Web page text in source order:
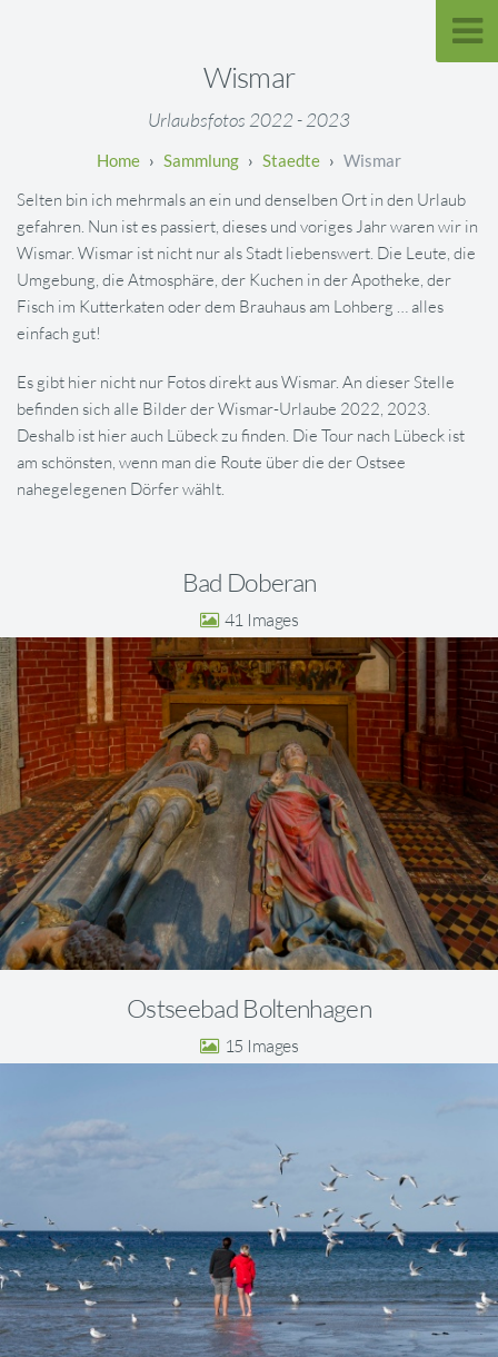
Wismar
Urlaubsfotos 2022 - 2023
Sammlung Staedte Wismar
Selten bin ich mehrmals an ein und denselben Ort in den Urlaub
gefahren. Nun ist es passiert, dieses und voriges Jahr waren wir in
Wismar. Wismar ist nicht nur als Stadt liebenswert. Die Leute, die
Umgebung, die Atmosphäre, der Kuchen in der Apotheke, der
Fisch im Kutterkaten oder dem Brauhaus am Lohberg … alles
einfach gut!
Es gibt hier nicht nur Fotos direkt aus Wismar. An dieser Stelle
befinden sich alle Bilder der Wismar-Urlaube 2022, 2023.
Deshalb ist hier auch Lübeck zu finden. Die Tour nach Lübeck ist
am schönsten, wenn man die Route über die der Ostsee
nahegelegenen Dörfer wählt.
Bad Doberan
41
Ostseebad Boltenhagen
15